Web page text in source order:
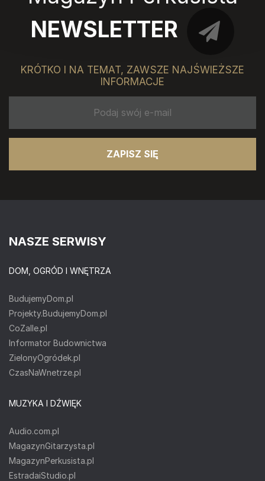
NEWSLETTER
KRÓTKO I NA TEMAT, ZAWSZE NAJŚWIEŻSZE
INFORMACJE
ZAPISZ SIĘ
NASZE SERWISY
DOM, OGRÓD I WNĘTRZA
BudujemyDom.pl
Projekty.BudujemyDom.pl
CoZaIle.pl
Informator Budownictwa
ZielonyOgródek.pl
CzasNaWnetrze.pl
MUZYKA I DŹWIĘK
Audio.com.pl
MagazynGitarzysta.pl
MagazynPerkusista.pl
EstradaiStudio.pl